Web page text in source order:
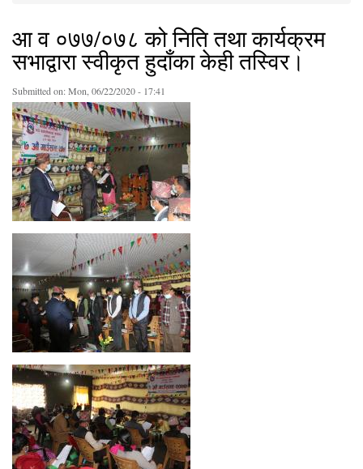
आ व ०७७/०७८ को निति तथा कार्यक्रम
सभाद्वारा स्वीकृत हुदाँका केही तस्विर।
Submitted on:Mon, 06/22/2020 - 17:41